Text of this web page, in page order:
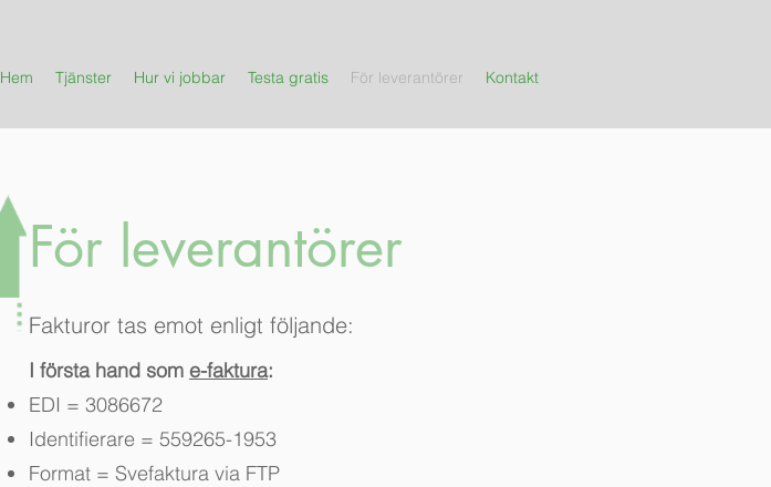
Hem Tjänster Hur vi jobbar Testa gratis För leverantörer Kontakt
För leverantörer
Fakturor tas emot enligt följande:
I första hand som e-faktura:
EDI = 3086672
Identifierare = 559265-1953
Format = Svefaktura via FTP